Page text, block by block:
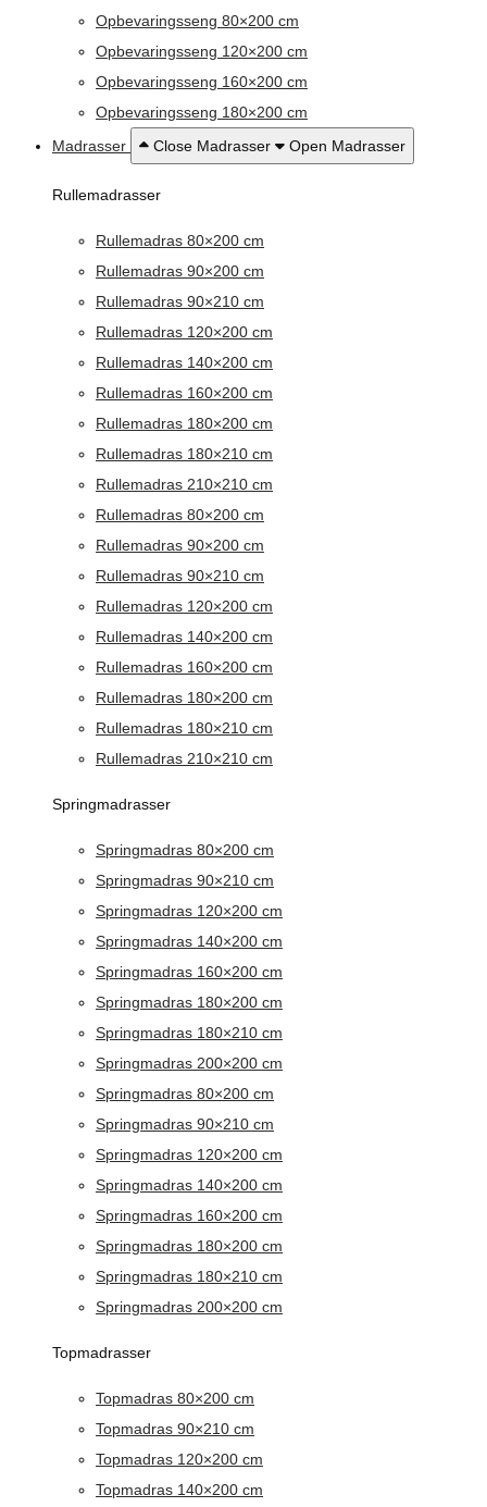
Opbevaringsseng 80×200 cm
Opbevaringsseng 120×200 cm
Opbevaringsseng 160×200 cm
Opbevaringsseng 180×200 cm
Madrasser
Close Madrasser Open Madrasser
Rullemadrasser
Rullemadras 80×200 cm
Rullemadras 90×200 cm
Rullemadras 90×210 cm
Rullemadras 120×200 cm
Rullemadras 140×200 cm
Rullemadras 160×200 cm
Rullemadras 180×200 cm
Rullemadras 180×210 cm
Rullemadras 210×210 cm
Rullemadras 80×200 cm
Rullemadras 90×200 cm
Rullemadras 90×210 cm
Rullemadras 120×200 cm
Rullemadras 140×200 cm
Rullemadras 160×200 cm
Rullemadras 180×200 cm
Rullemadras 180×210 cm
Rullemadras 210×210 cm
Springmadrasser
Springmadras 80×200 cm
Springmadras 90×210 cm
Springmadras 120×200 cm
Springmadras 140×200 cm
Springmadras 160×200 cm
Springmadras 180×200 cm
Springmadras 180×210 cm
Springmadras 200×200 cm
Springmadras 80×200 cm
Springmadras 90×210 cm
Springmadras 120×200 cm
Springmadras 140×200 cm
Springmadras 160×200 cm
Springmadras 180×200 cm
Springmadras 180×210 cm
Springmadras 200×200 cm
Topmadrasser
Topmadras 80×200 cm
Topmadras 90×210 cm
Topmadras 120×200 cm
Topmadras 140×200 cm